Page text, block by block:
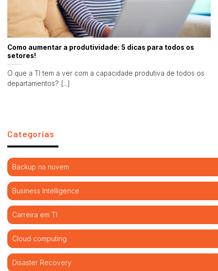
Como aumentar a produtividade: 5 dicas para todos os
setores!
O que a TI tem a ver com a capacidade produtiva de todos os
departamentos? [...]
Categorias
Backup na nuvem
Business Intelligence
Carreira em TI
Cloud computing
Disaster Recovery